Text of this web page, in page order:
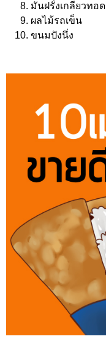
มันฝรั่งเกลียวทอ
ผลไม้รถเข็น
ขนมปังนึ่ง